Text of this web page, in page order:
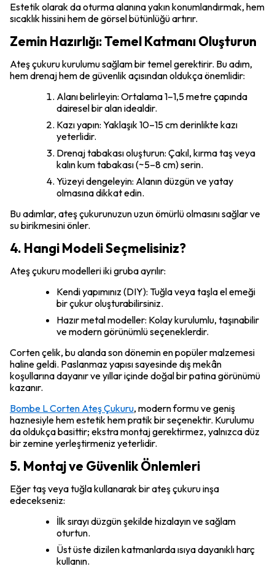
Estetik olarak da oturma alanına yakın konumlandırmak, hem
sıcaklık hissini hem de görsel bütünlüğü artırır.
Zemin Hazırlığı: Temel Katmanı Oluşturun
Ateş çukuru kurulumu sağlam bir temel gerektirir. Bu adım,
hem drenaj hem de güvenlik açısından oldukça önemlidir:
Alanı belirleyin: Ortalama 1–1,5 metre çapında
dairesel bir alan idealdir.
Kazı yapın: Yaklaşık 10–15 cm derinlikte kazı
yeterlidir.
Drenaj tabakası oluşturun: Çakıl, kırma taş veya
kalın kum tabakası (~5–8 cm) serin.
Yüzeyi dengeleyin: Alanın düzgün ve yatay
olmasına dikkat edin.
Bu adımlar, ateş çukurunuzun uzun ömürlü olmasını sağlar ve
su birikmesini önler.
4. Hangi Modeli Seçmelisiniz?
Ateş çukuru modelleri iki gruba ayrılır:
Kendi yapımınız (DIY): Tuğla veya taşla el emeği
bir çukur oluşturabilirsiniz.
Hazır metal modeller: Kolay kurulumlu, taşınabilir
ve modern görünümlü seçeneklerdir.
Corten çelik, bu alanda son dönemin en popüler malzemesi
haline geldi. Paslanmaz yapısı sayesinde dış mekân
koşullarına dayanır ve yıllar içinde doğal bir patina görünümü
kazanır.
Bombe L Corten Ateş Çukuru, modern formu ve geniş
haznesiyle hem estetik hem pratik bir seçenektir. Kurulumu
da oldukça basittir; ekstra montaj gerektirmez, yalnızca düz
bir zemine yerleştirmeniz yeterlidir.
5. Montaj ve Güvenlik Önlemleri
Eğer taş veya tuğla kullanarak bir ateş çukuru inşa
edecekseniz:
İlk sırayı düzgün şekilde hizalayın ve sağlam
oturtun.
Üst üste dizilen katmanlarda ısıya dayanıklı harç
kullanın.